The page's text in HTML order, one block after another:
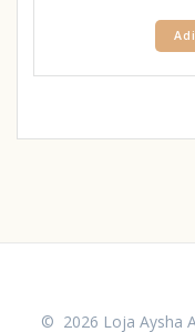
© 2026 Loja Aysha